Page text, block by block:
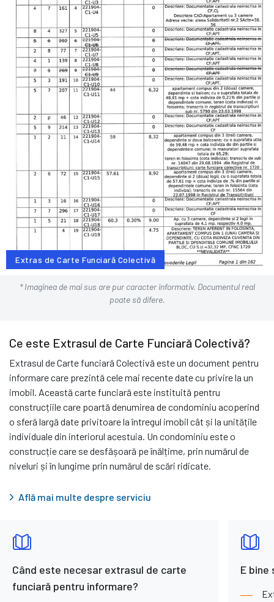
Extras de Carte Funciară Colectivă
* Imaginea de mai sus are pur caracter informativ. Documentul real
poate să difere.
Ce este Extrasul de Carte Funciară Colectivă?
Extrasul de Carte funciară Colectivă este un document pentru
informare care prezintă cele mai recente date cu privire la un
imobil. Această carte funciară este instituită pentru
construcțiile care poartă denumirea de condominiu acoperind
o sferă largă date privitoare la întregul imobil cât și la unitățile
individuale din interiorul acestuia. Un condominiu este o
construcție care se desfășoară pe înălțime, prin numărul de
niveluri și în lungime prin numărul de scări ridicate.
Află mai multe despre serviciu
Când este necesar extrasul de carte
funciară pentru informare?
E bine